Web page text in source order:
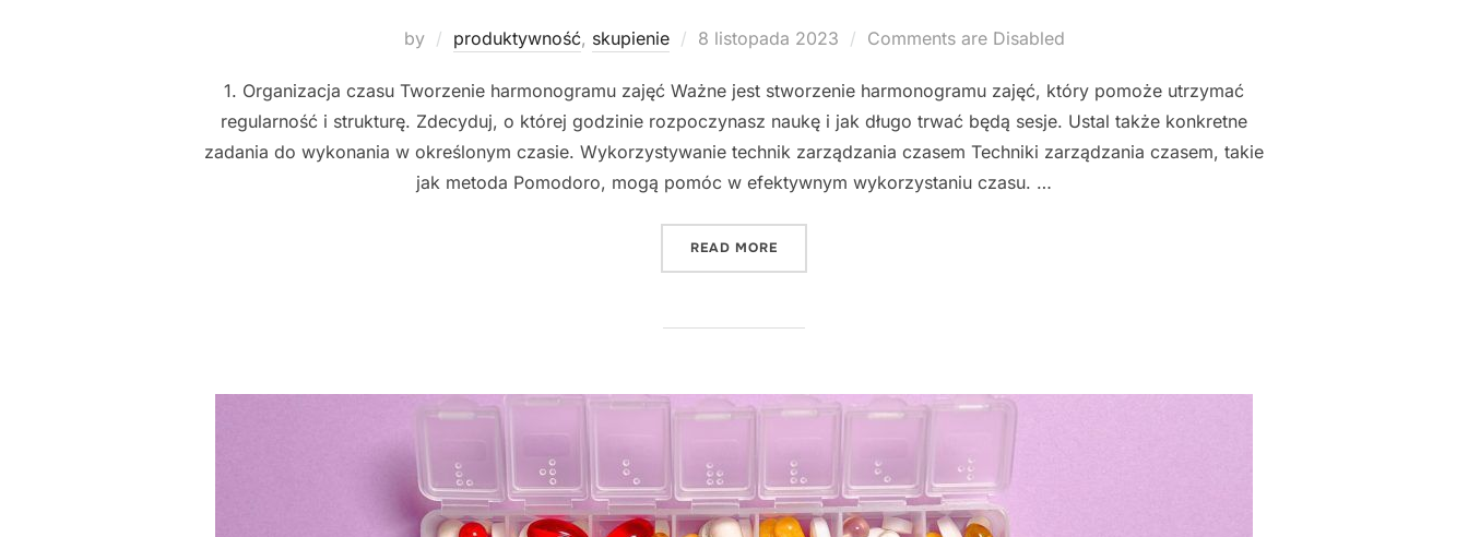
by produktywność, skupienie
Posted
8 listopada 2023 Comments are Disabled
1. Organizacja czasu Tworzenie harmonogramu zajęć Ważne jest stworzenie harmonogramu zajęć, który pomoże utrzymać
regularność i strukturę. Zdecyduj, o której godzinie rozpoczynasz naukę i jak długo trwać będą sesje. Ustal także konkretne
zadania do wykonania w określonym czasie. Wykorzystywanie technik zarządzania czasem Techniki zarządzania czasem, takie
jak metoda Pomodoro, mogą pomóc w efektywnym wykorzystaniu czasu. …
READ MORE